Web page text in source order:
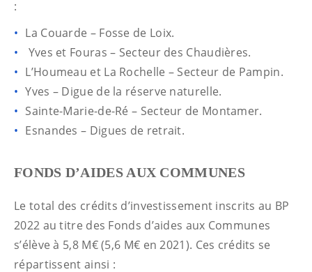
:
La Couarde – Fosse de Loix.
Yves et Fouras – Secteur des Chaudières.
L’Houmeau et La Rochelle – Secteur de Pampin.
Yves – Digue de la réserve naturelle.
Sainte-Marie-de-Ré – Secteur de Montamer.
Esnandes – Digues de retrait.
FONDS D’AIDES AUX COMMUNES
Le total des crédits d’investissement inscrits au BP
2022 au titre des Fonds d’aides aux Communes
s’élève à 5,8 M€ (5,6 M€ en 2021). Ces crédits se
répartissent ainsi :